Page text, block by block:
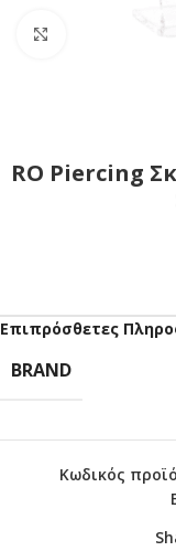
Click to enlarge
RO Piercing
Επιπρόσθετες
BRAND
Κωδικός